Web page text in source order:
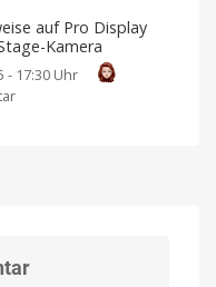
Sicht
Neues
Display
Apple
Studio
Display
auf Pro Display
Kamera
- 17:30 Uhr
zu
2